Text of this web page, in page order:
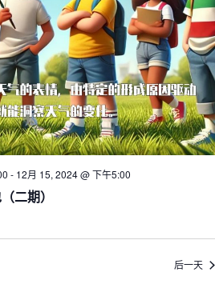
航
- 12月 15, 2024 @ 下午5:00
二期）
后一天